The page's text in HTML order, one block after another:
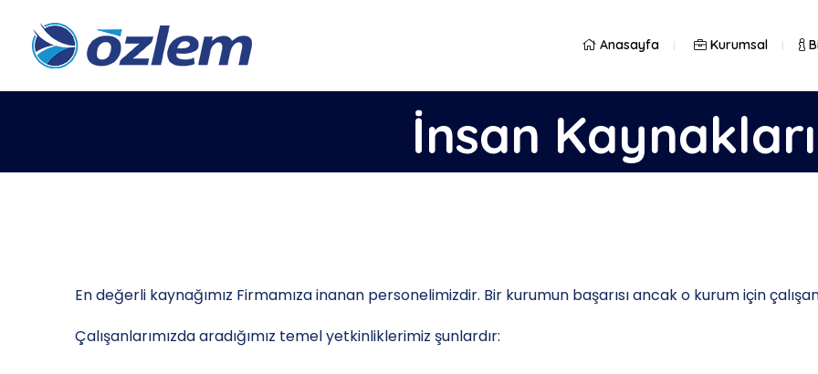
Anasayfa Kurumsal
İnsan Kaynakları
En değerli kaynağımız Firmamıza inanan personelimizdir. Bir kurumun başarısı ancak o kurum için
Çalışanlarımızda aradığımız temel yetkinliklerimiz şunlardır: